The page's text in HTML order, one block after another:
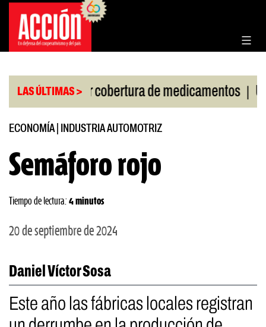
Saltar
contenido
LAS ÚLTIMAS >
Corte por cobertura de medicamentos |
ECONOMÍA| INDUSTRIA AUTOMOTRIZ
Semáforo rojo
Tiempo de lectura: 4 minutos
20 de septiembre de 2024
Daniel Víctor Sosa
Este año las fábricas locales registran